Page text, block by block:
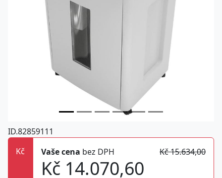
ID.82859111
Kč
Vaše cena bez DPH Kč 15.634,00
Kč 14.070,60